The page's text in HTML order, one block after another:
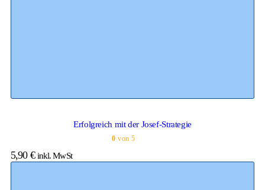
Erfolgreich mit der Josef-Strategie
0 von 5
5,90 € inkl. MwSt